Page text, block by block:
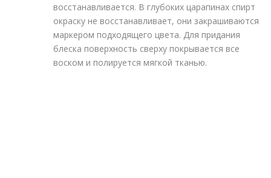
восстанавливается. В глубоких царапинах спирт
окраску не восстанавливает, они закрашиваются
маркером подходящего цвета. Для придания
блеска поверхность сверху покрывается все
воском и полируется мягкой тканью.